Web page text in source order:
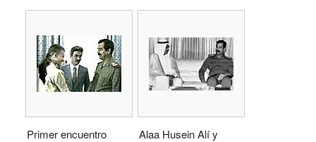
Primer encuentro
Alaa Husein Alí y